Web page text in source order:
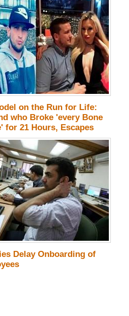
on the Run for Life:
who Broke 'every Bone
for 21 Hours, Escapes
Delay Onboarding of